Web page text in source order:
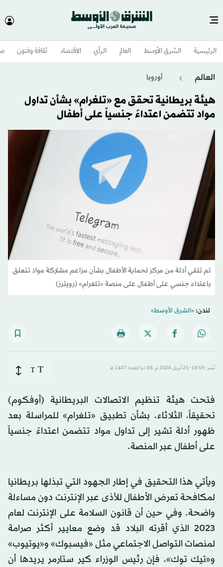
الرئيسية الشرق الأوسط​ العالم الرأي الاقتصاد ثقافة وفنون
العالم أوروبا
هيئة بريطانية تحقق مع «تلغرام» بشأن تداول
مواد تتضمن اعتداءً جنسياً على أطفال
تم تلقي أدلة من مركز لحماية الأطفال بشأن مزاعم مشاركة مواد تتعلق
باعتداء جنسي على أطفال على منصة «تلغرام» (رويترز)
لندن:«الشرق الأوسط»
نُشر: 19:59-21 أبريل 2026 م ـ 05 ذو القِعدة 1447 هـ T
T
فتحت هيئة تنظيم الاتصالات البريطانية (أوفكوم)
تحقيقاً، الثلاثاء، بشأن تطبيق «تلغرام» للمراسلة بعد
ظهور أدلة تشير إلى تداول مواد تتضمن اعتداءً جنسياً
على أطفال عبر المنصة.
ويأتي هذا التحقيق في إطار الجهود التي تبذلها بريطانيا
لمكافحة تعرض الأطفال للأذى عبر الإنترنت دون مساءلة
واضحة. وفي حين أن قانون السلامة على الإنترنت لعام
2023 الذي أقرته البلاد قد وضع معايير أكثر صرامة
لمنصات التواصل الاجتماعي مثل «فيسبوك» و«يوتيوب»
و«تيك توك»، فإن رئيس الوزراء كير ستارمر يريدها أن